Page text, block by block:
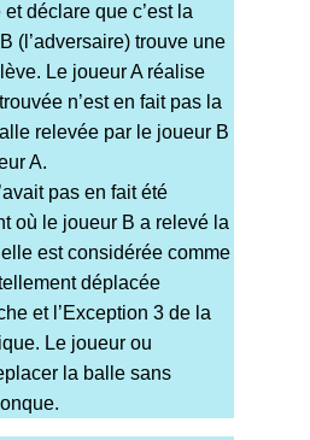
déclare que c’est la
(l’adversaire) trouve une
Le joueur A réalise
n’est en fait pas la
relevée par le joueur B
A.
pas en fait été
où le joueur B a relevé la
est considérée comme
déplacée
et l’Exception 3 de la
Le joueur ou
la balle sans